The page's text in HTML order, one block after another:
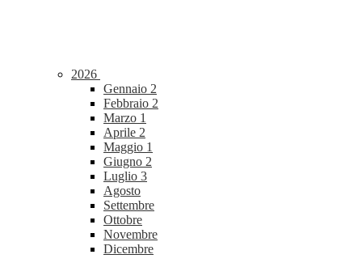
2026
Gennaio 2
Febbraio 2
Marzo 1
Aprile 2
Maggio 1
Giugno 2
Luglio 3
Agosto
Settembre
Ottobre
Novembre
Dicembre